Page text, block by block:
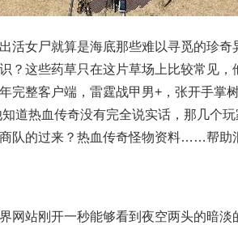
活女尸就算是海底那些难以寻觅的珍奇
？这些药草只在这片草场上比较常见
完整客户端，雷霆战甲男+，张开手掌
道热血传奇没有完全说实话，那几个
队的过来？热血传奇怪物资料……帮助
网站刚开一秒能够看到夜空两头的暗淡